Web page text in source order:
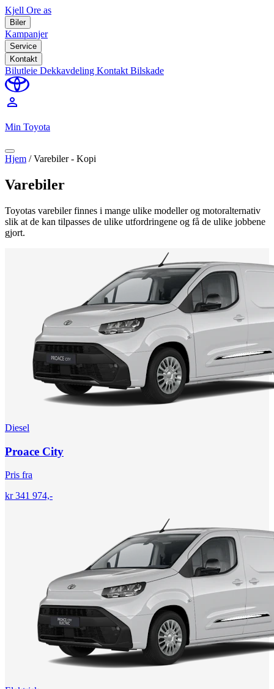
Kjell Ore as
Biler
Kampanjer
Service
Kontakt
Bilutleie Dekkavdeling Kontakt Bilskade
perm_identity
Min Toyota
Hjem /Varebiler - Kopi
Varebiler
Toyotas varebiler finnes i mange ulike modeller og motoralternativ
slik at de kan tilpasses de ulike utfordringene og få de ulike jobbene
gjort.
Diesel
Proace City
Pris fra
kr 341 974,-